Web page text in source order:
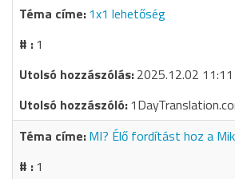
1x1 lehetőség
1
2025.12.02 11:11
MI? Élő fordítást hoz a
1